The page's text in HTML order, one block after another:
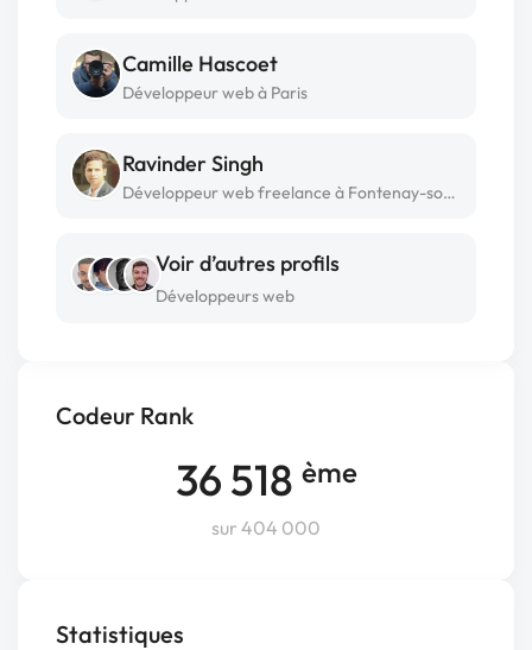
Codeur Rank
36 518 ème
sur 404 000
Statistiques
Camille Hascoet
Développeur web à Paris
Ravinder Singh
Développeur web freelance à Fontenay-sous-bois
Voir d’autres profils
Développeurs web